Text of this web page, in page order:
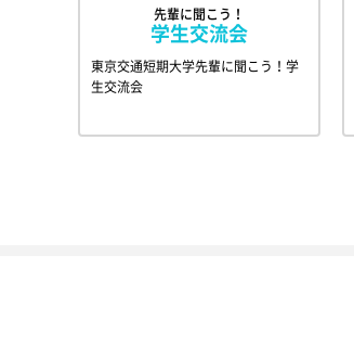
先輩に聞こう！
学生交流会
東京交通短期大学先輩に聞こう！学
生交流会